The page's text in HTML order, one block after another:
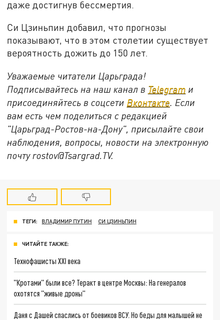
даже достигнув бессмертия.
Си Цзиньпин добавил, что прогнозы
показывают, что в этом столетии существует
вероятность дожить до 150 лет.
Уважаемые читатели Царьграда!
Подписывайтесь на наш канал в Telegram и
присоединяйтесь в соцсети Вконтакте. Если
вам есть чем поделиться с редакцией
"Царьград-Ростов-на-Дону", присылайте свои
наблюдения, вопросы, новости на электронную
почту rostov@Tsargrad.ТV.
ТЕГИ: ВЛАДИМИР ПУТИН СИ ЦЗИНЬПИН
ЧИТАЙТЕ ТАКЖЕ:
Технофашисты XXI века
"Кротами" были все? Теракт в центре Москвы: На генералов
охотятся "живые дроны"
Даня с Дашей спаслись от боевиков ВСУ. Но беды для малышей не